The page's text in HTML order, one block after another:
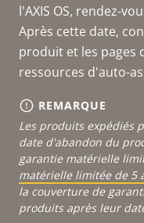
l'AXIS OS, rendez-
Après cette date,
produit et les pages
ressources d'auto-
REMARQUE
Les produits expédiés
date d'abandon du
garantie matérielle
matérielle limitée de 5
la couverture de
produits après leur